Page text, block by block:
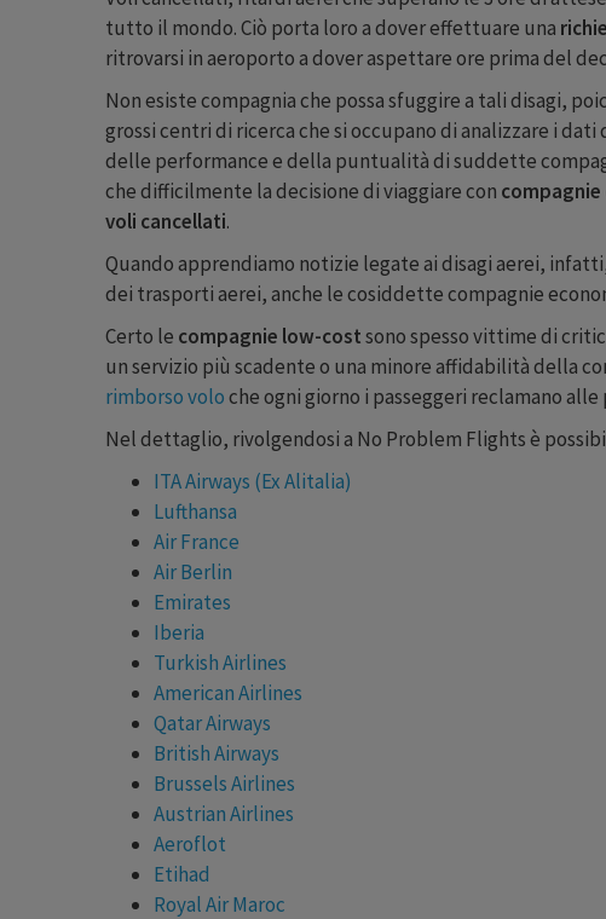
tutto il mondo. Ciò porta loro a dover effettuare una
ritrovarsi in aeroporto a dover aspettare ore prima del
Non esiste compagnia che possa sfuggire a tali disagi,
grossi centri di ricerca che si occupano di analizzare i
delle performance e della puntualità di suddette
che difficilmente la decisione di viaggiare con
voli cancellati.
Quando apprendiamo notizie legate ai disagi aerei,
dei trasporti aerei, anche le cosiddette compagnie
Certo le compagnie low-costsono spesso vittime di
un servizio più scadente o una minore affidabilità della
rimborso voloche ogni giorno i passeggeri reclamano
Nel dettaglio, rivolgendosi a No Problem Flights è
ITA Airways (Ex Alitalia)
Lufthansa
Air France
Air Berlin
Emirates
Iberia
Turkish Airlines
American Airlines
Qatar Airways
British Airways
Brussels Airlines
Austrian Airlines
Aeroflot
Etihad
Royal Air Maroc